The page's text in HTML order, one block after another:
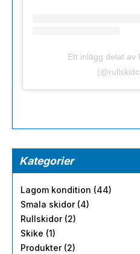
Ett inlägg delat av
Kategorier
Lagom kondition (44)
Smala skidor (4)
Rullskidor (2)
Skike (1)
Produkter (2)